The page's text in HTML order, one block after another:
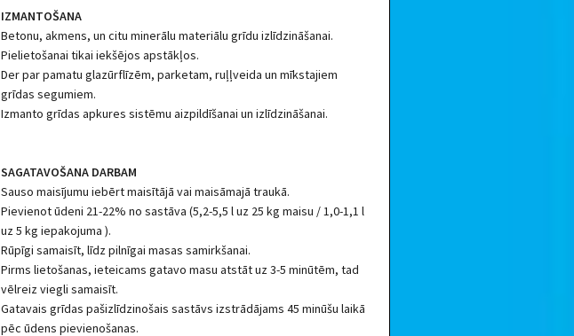
IZMANTOŠANA
Betonu, akmens, un citu minerālu materiālu grīdu izlīdzināšanai.
Pielietošanai tikai iekšējos apstākļos.
Der par pamatu glazūrflīzēm, parketam, ruļļveida un mīkstajiem
grīdas segumiem.
Izmanto grīdas apkures sistēmu aizpildīšanai un izlīdzināšanai.
SAGATAVOŠANA DARBAM
Sauso maisījumu iebērt maisītājā vai maisāmajā traukā.
Pievienot ūdeni 21-22% no sastāva (5,2-5,5 l uz 25 kg maisu / 1,0-1,1 l
uz 5 kg iepakojuma ).
Rūpīgi samaisīt, līdz pilnīgai masas samirkšanai.
Pirms lietošanas, ieteicams gatavo masu atstāt uz 3-5 minūtēm, tad
vēlreiz viegli samaisīt.
Gatavais grīdas pašizlīdzinošais sastāvs izstrādājams 45 minūšu laikā
pēc ūdens pievienošanas.